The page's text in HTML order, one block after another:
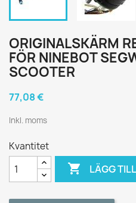
ORIGINALSKÄRM
FÖR NINEBOT
SCOOTER
77,08 €
Inkl. moms
Kvantitet
 LÄGG